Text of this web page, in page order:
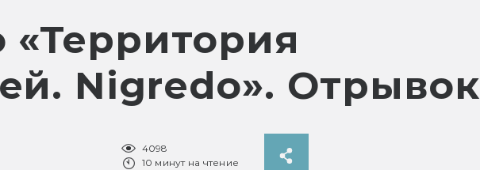
Nigredo». Отрывок
4098
10 минут на чтение